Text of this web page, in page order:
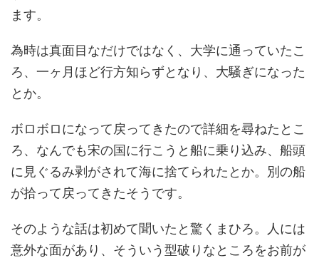
ます。
為時は真面目なだけではなく、大学に通っていたこ
ろ、一ヶ月ほど行方知らずとなり、大騒ぎになった
とか。
ボロボロになって戻ってきたので詳細を尋ねたとこ
ろ、なんでも宋の国に行こうと船に乗り込み、船頭
に見ぐるみ剥がされて海に捨てられたとか。別の船
が拾って戻ってきたそうです。
そのような話は初めて聞いたと驚くまひろ。人には
意外な面があり、そういう型破りなところをお前が